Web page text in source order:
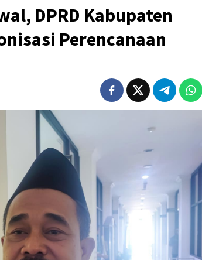
DPRD Kabupaten
Perencanaan